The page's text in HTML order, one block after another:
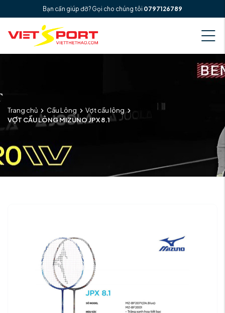
Bạn cần giúp đỡ? Gọi cho chúng tôi 0797126789
Trang chủ Cầu Lông
Vợt cầu lông
VỢT CẦU LÔNG MIZUNO JPX 8.1